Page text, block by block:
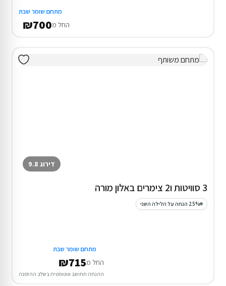
מתחם שומר שבת
החל מ₪700
דירוג 9.8
3 סוויטות ו2 צימרים באלון מורה
25% הנחה על הלילה השני
מתחם שומר שבת
החל מ₪715
ההנחה תחושב אוטומטית בשלב ההזמנה